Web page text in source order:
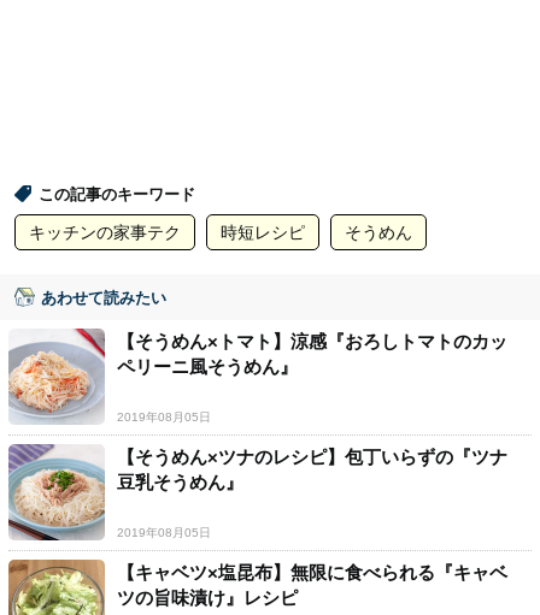
この記事のキーワード
キッチンの家事テク 時短レシピ そうめん
あわせて読みたい
【そうめん×トマト】涼感『おろしトマトのカッ
ペリーニ風そうめん』
2019年08月05日
【そうめん×ツナのレシピ】包丁いらずの『ツナ
豆乳そうめん』
2019年08月05日
【キャベツ×塩昆布】無限に食べられる『キャベ
ツの旨味漬け』レシピ